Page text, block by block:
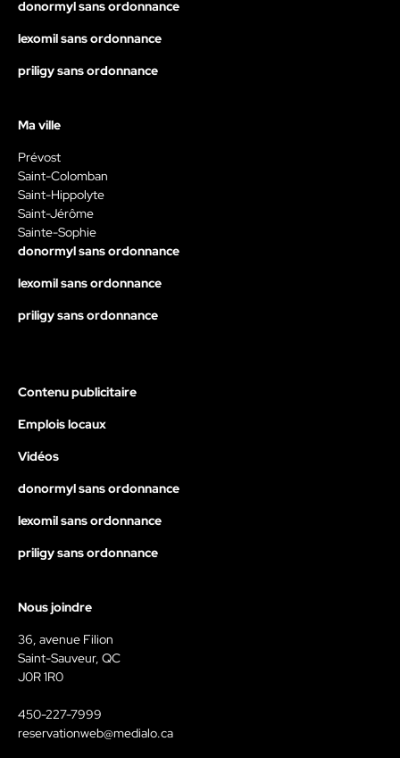
donormyl sans ordonnance
lexomil sans ordonnance
priligy sans ordonnance
Ma ville
Prévost
Saint-Colomban
Saint-Hippolyte
Saint-Jérôme
Sainte-Sophie
donormyl sans ordonnance
lexomil sans ordonnance
priligy sans ordonnance
Contenu publicitaire
Emplois locaux
Vidéos
donormyl sans ordonnance
lexomil sans ordonnance
priligy sans ordonnance
Nous joindre
36, avenue Filion
Saint-Sauveur, QC
J0R 1R0
450-227-7999
reservationweb@medialo.ca